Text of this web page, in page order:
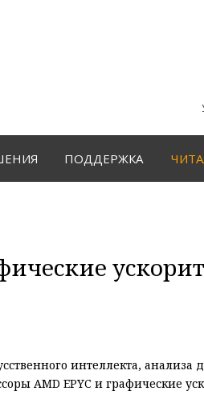
ПОДДЕРЖКА
интеллекта, анализа
AMD EPYC и графические